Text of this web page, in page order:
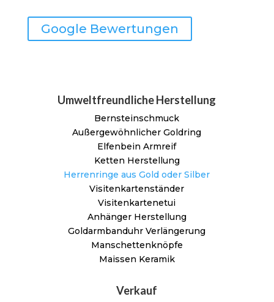
Google Bewertungen
Umweltfreundliche Herstellung
Bernsteinschmuck
Außergewöhnlicher Goldring
Elfenbein Armreif
Ketten Herstellung
Herrenringe aus Gold oder Silber
Visitenkartenständer
Visitenkartenetui
Anhänger Herstellung
Goldarmbanduhr Verlängerung
Manschettenknöpfe
Maissen Keramik
Verkauf